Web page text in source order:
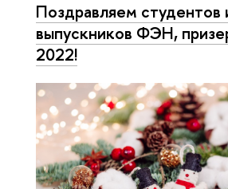
Поздравляем студентов
выпускников ФЭН,
2022!